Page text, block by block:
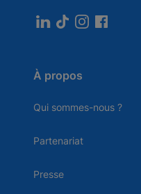
À propos
Qui sommes-nous ?
Partenariat
Presse